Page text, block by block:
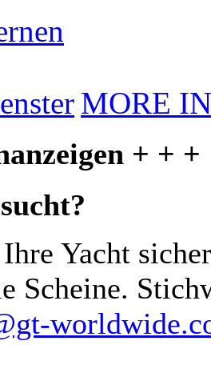
MORE
+ + +
Yacht
Scheine.